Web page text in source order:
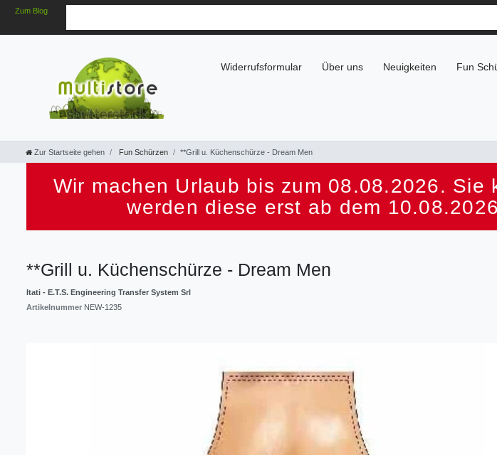
Zum Blog
Widerrufsformular Über uns Neuigkeiten Fun
Zur Startseite gehen Fun Schürzen **Grill u. Küchenschürze - Dream Men
Wir machen Urlaub bis zum 08.08.2026.
werden diese erst ab dem
**Grill u. Küchenschürze - Dream Men
Itati - E.T.S. Engineering Transfer System Srl
Artikelnummer NEW-1235